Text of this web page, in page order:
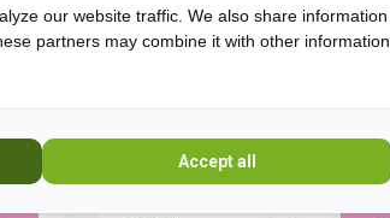
verkrijgbaar in d...
Op voorraad
our website traffic. We also share information
partners may combine it with other information
Accept all